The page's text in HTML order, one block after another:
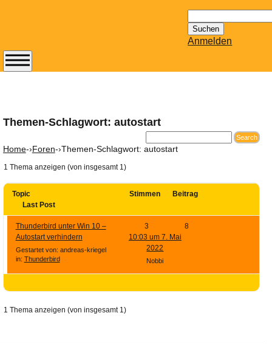
nach:
Anmelden
Themen-Schlagwort: autostart
Home-›Foren-›Themen-Schlagwort: autostart
1 Thema anzeigen (von insgesamt 1)
Topic Stimmen
Beitrag
Last Post
Thunderbird unter Win 10 –
Autostart verhindern
Gestartet von: andreas-kriegel
in: Thunderbird
3
8
10:03 um 7. Mai
2022
Nobbi
1 Thema anzeigen (von insgesamt 1)
Abonnieren Sie den
Newsletter von
kostenlos.
Tipps zu Thema
Email für Sie
bereithält!
Wie z.B. Outlook,
GMail, Thunderbird
oder auch
KuNoMail, usw.
Ihre E-Mail
Adresse:
E-Mail